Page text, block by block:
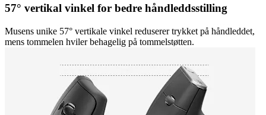
57° vertikal vinkel for bedre håndleddsstilling
Musens unike 57° vertikale vinkel reduserer trykket på håndleddet,
mens tommelen hviler behagelig på tommelstøtten.